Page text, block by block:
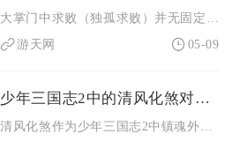
游天网
05-09
少年三国志2中的清风化煞对游戏体验有何影响